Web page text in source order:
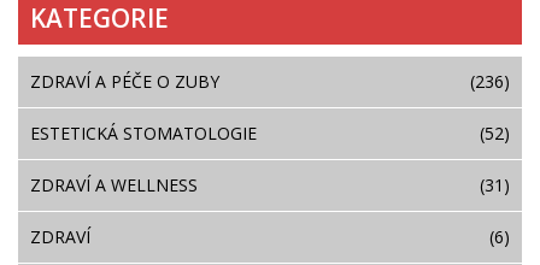
KATEGORIE
ZDRAVÍ A PÉČE O ZUBY (236)
ESTETICKÁ STOMATOLOGIE (52)
ZDRAVÍ A WELLNESS (31)
ZDRAVÍ (6)